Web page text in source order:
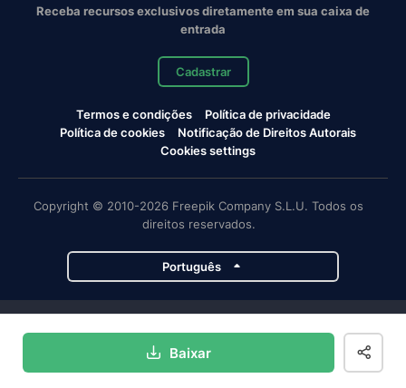
Baixar
Receba recursos exclusivos diretamente em sua caixa de
entrada
Cadastrar
Termos e condições
Política de privacidade
Política de cookies
Notificação de Direitos Autorais
Cookies settings
Copyright © 2010-2026 Freepik Company S.L.U. Todos os
direitos reservados.
Português
Magnific Flaticon